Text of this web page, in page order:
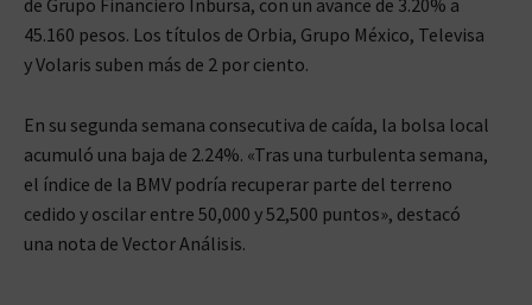
de Grupo Financiero Inbursa, con un avance de 3.20% a
45.160 pesos. Los títulos de Orbia, Grupo México, Televisa
y Volaris suben más de 2 por ciento.
En su segunda semana consecutiva de caída, la bolsa local
acumuló una baja de 2.24%. «Tras una turbulenta semana,
el índice de la BMV podría recuperar parte del terreno
cedido y oscilar entre 50,000 y 52,500 puntos», destacó
una nota de Vector Análisis.